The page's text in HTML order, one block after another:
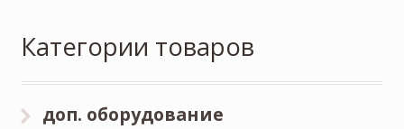
Категории товаров
доп. оборудование